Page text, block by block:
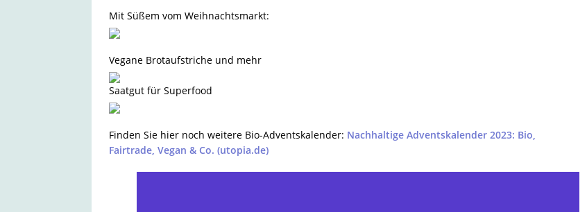
Mit Süßem vom Weihnachtsmarkt:
Vegane Brotaufstriche und mehr
Saatgut für Superfood
Finden Sie hier noch weitere Bio-Adventskalender: Nachhaltige Adventskalender 2023: Bio,
Fairtrade, Vegan & Co. (utopia.de)